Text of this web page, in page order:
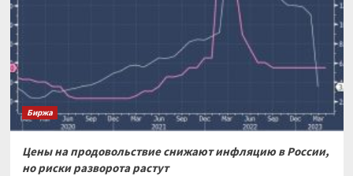
Биржа
Цены на продовольствие снижают инфляцию в России,
но риски разворота растут